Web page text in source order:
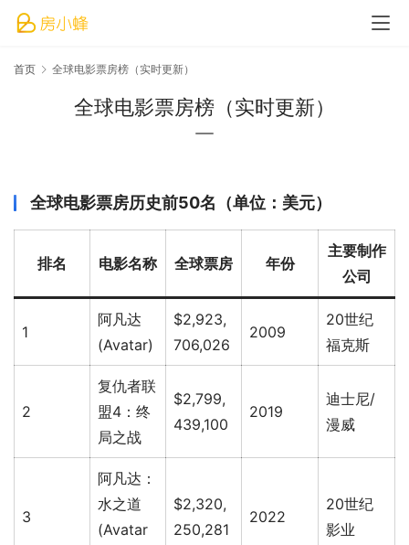
首页 全球电影票房榜（实时更新）
全球电影票房榜（实时更新）
全球电影票房历史前50名（单位：美元）
排名 电影名称 全球票房 年份
主要制作
公司
1
阿凡达
(Avatar)
$2,923,
706,026
2009
20世纪
福克斯
2
复仇者联
盟4：终
局之战
$2,799,
439,100
2019
迪士尼/
漫威
3
阿凡达：
水之道
(Avatar
$2,320,
250,281
2022
20世纪
影业